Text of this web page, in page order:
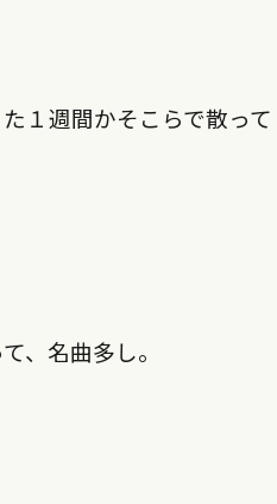
１週間かそこらで散っ
、名曲多し。